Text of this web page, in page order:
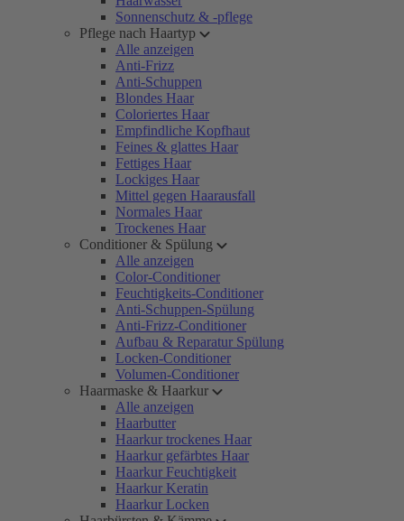
Sonnenschutz & -pflege
Pflege nach Haartyp
Alle anzeigen
Anti-Frizz
Anti-Schuppen
Blondes Haar
Coloriertes Haar
Empfindliche Kopfhaut
Feines & glattes Haar
Fettiges Haar
Lockiges Haar
Mittel gegen Haarausfall
Normales Haar
Trockenes Haar
Conditioner & Spülung
Alle anzeigen
Color-Conditioner
Feuchtigkeits-Conditioner
Anti-Schuppen-Spülung
Anti-Frizz-Conditioner
Aufbau & Reparatur Spülung
Locken-Conditioner
Volumen-Conditioner
Haarmaske & Haarkur
Alle anzeigen
Haarbutter
Haarkur trockenes Haar
Haarkur gefärbtes Haar
Haarkur Feuchtigkeit
Haarkur Keratin
Haarkur Locken